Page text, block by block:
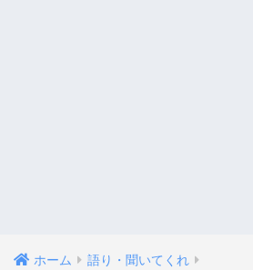
ホーム 語り・聞いてくれ